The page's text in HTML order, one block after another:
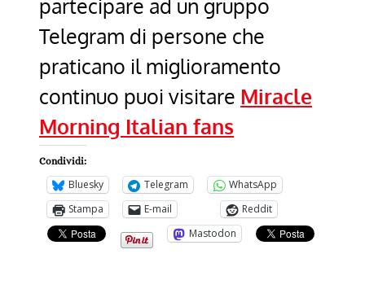
partecipare ad un gruppo
Telegram di persone che
praticano il miglioramento
continuo puoi visitare Miracle
Morning Italian fans
Condividi:
Bluesky Telegram
WhatsApp
Stampa
E-mail
Reddit
Mastodon